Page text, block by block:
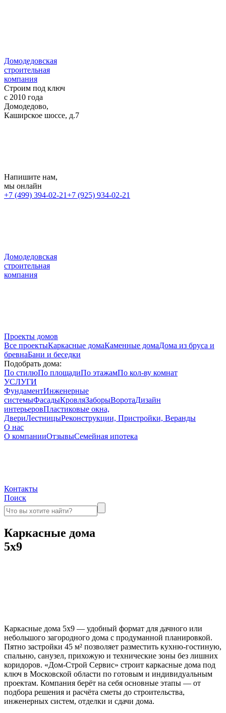
Домодедовская
строительная
компания
Строим под ключ
с 2010 года
Домодедово,
Каширское шоссе, д.7
Напишите нам,
мы онлайн
+7 (499) 394-02-21+7 (925) 934-02-21
Домодедовская
строительная
компания
Проекты домов
Все проектыКаркасные домаКаменные домаДома из бруса и
бревнаБани и беседки
Подобрать дома:
По стилюПо площадиПо этажамПо кол-ву комнат
УСЛУГИ
ФундаментИнженерные
системыФасадыКровляЗаборыВоротаДизайн
интерьеровПластиковые окна,
ДвериЛестницыРеконструкции, Пристройки, Веранды
О нас
О компанииОтзывыСемейная ипотека
Контакты
Поиск
Каркасные дома
5х9
Каркасные дома 5х9 — удобный формат для дачного или
небольшого загородного дома с продуманной планировкой.
Пятно застройки 45 м² позволяет разместить кухню-гостиную,
спальню, санузел, прихожую и технические зоны без лишних
коридоров. «Дом-Строй Сервис» строит каркасные дома под
ключ в Московской области по готовым и индивидуальным
проектам. Компания берёт на себя основные этапы — от
подбора решения и расчёта сметы до строительства,
инженерных систем, отделки и сдачи дома.